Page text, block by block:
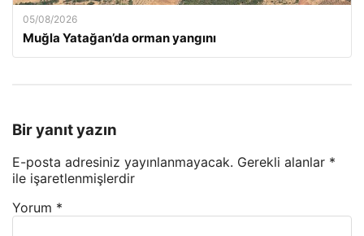
05/08/2026
Muğla Yatağan’da orman yangını
Bir yanıt yazın
E-posta adresiniz yayınlanmayacak. Gerekli alanlar *
ile işaretlenmişlerdir
Yorum *